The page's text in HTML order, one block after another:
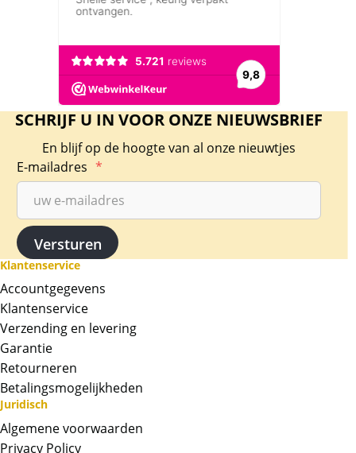
SCHRIJF U IN VOOR ONZE NIEUWSBRIEF
En blijf op de hoogte van al onze nieuwtjes
E-mailadres *
Klantenservice
Accountgegevens
Klantenservice
Verzending en levering
Garantie
Retourneren
Betalingsmogelijkheden
Juridisch
Algemene voorwaarden
Privacy Policy